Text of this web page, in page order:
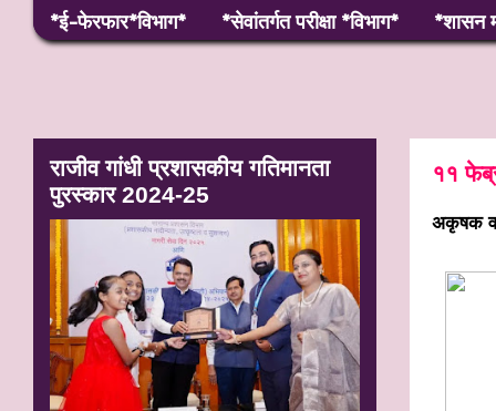
*ई-फेरफार*विभाग*
*सेवांतर्गत परीक्षा *विभाग* *शासन
११
अकृषक
राजीव गांधी प्रशासकीय गतिमानता
पुरस्कार 2024-25